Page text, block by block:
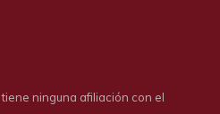
ninguna afiliación con el